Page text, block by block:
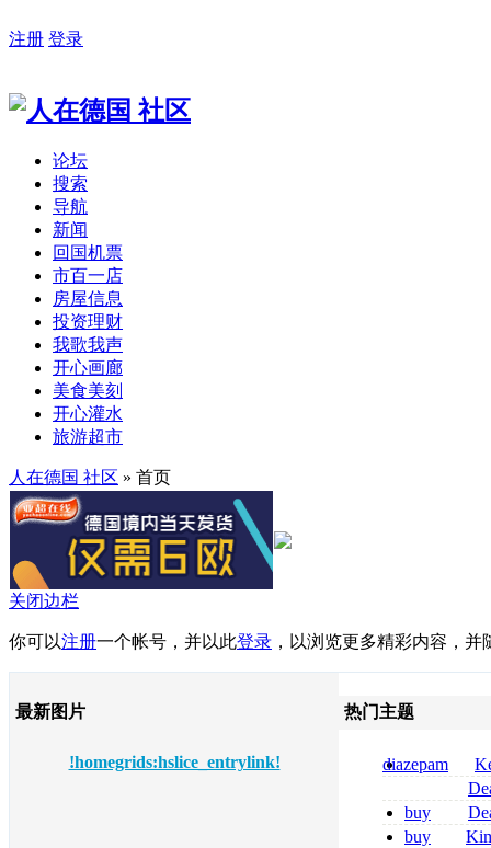
注册 登录
论坛
搜索
导航
新闻
回国机票
市百一店
房屋信息
投资理财
我歌我声
开心画廊
美食美刻
开心灌水
旅游超市
人在德国 社区 » 首页
关闭边栏
你可以注册一个帐号，并以此登录 ，以浏览更多精彩内容，
最新图片
!homegrids:hslice_entrylink!
热门主题
diazepam
per dormire
compresse
tizanidine
sans
buy
pregabalin
buy